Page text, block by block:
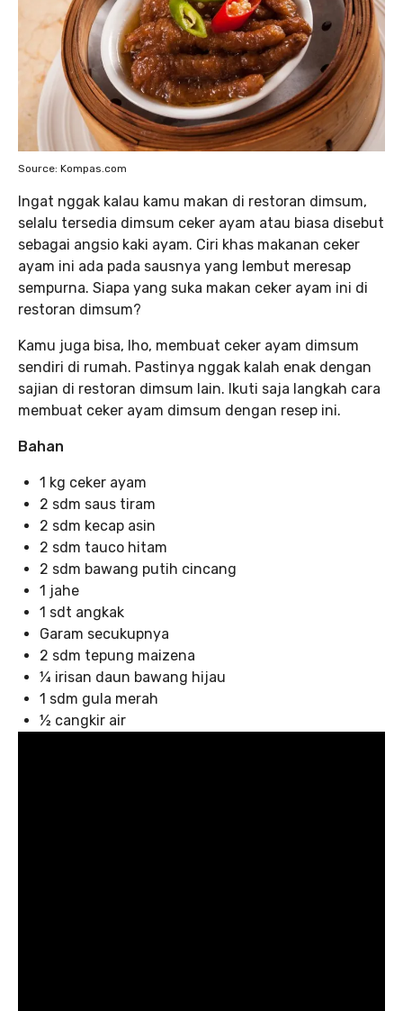
Source: Kompas.com
Ingat nggak kalau kamu makan di restoran dimsum,
selalu tersedia dimsum ceker ayam atau biasa disebut
sebagai angsio kaki ayam. Ciri khas makanan ceker
ayam ini ada pada sausnya yang lembut meresap
sempurna. Siapa yang suka makan ceker ayam ini di
restoran dimsum?
Kamu juga bisa, lho, membuat ceker ayam dimsum
sendiri di rumah. Pastinya nggak kalah enak dengan
sajian di restoran dimsum lain. Ikuti saja langkah cara
membuat ceker ayam dimsum dengan resep ini.
Bahan
1 kg ceker ayam
2 sdm saus tiram
2 sdm kecap asin
2 sdm tauco hitam
2 sdm bawang putih cincang
1 jahe
1 sdt angkak
Garam secukupnya
2 sdm tepung maizena
¼ irisan daun bawang hijau
1 sdm gula merah
½ cangkir air